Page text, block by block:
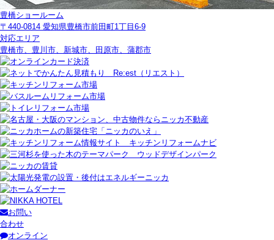
豊橋ショールーム
〒440-0814 愛知県豊橋市前田町1丁目6-9
対応エリア
豊橋市、豊川市、新城市、田原市、蒲郡市
お問い
合わせ
オンライン